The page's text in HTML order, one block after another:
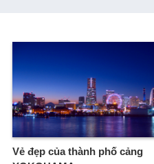
Vẻ đẹp của thành phố cảng